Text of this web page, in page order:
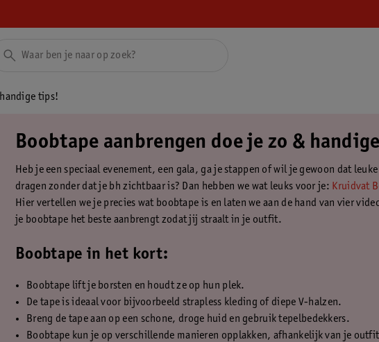
tips!
Boobtape aanbrengen doe je zo &
Heb je een speciaal evenement, een gala, ga je stappen of wil je gewoon dat
dragen zonder dat je bh zichtbaar is? Dan hebben we wat leuks voor je: Kruidvat
Hier vertellen we je precies wat boobtape is en laten we aan de hand van vier
je boobtape het beste aanbrengt zodat jij straalt in je outfit.
Boobtape in het kort:
Boobtape lift je borsten en houdt ze op hun plek.
De tape is ideaal voor bijvoorbeeld strapless kleding of diepe V-halzen.
Breng de tape aan op een schone, droge huid en gebruik tepelbedekkers.
Boobtape kun je op verschillende manieren opplakken, afhankelijk van je